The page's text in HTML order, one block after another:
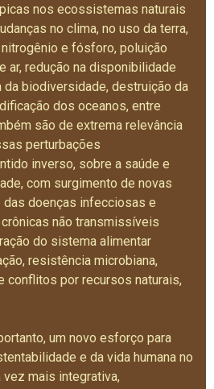
nos ecossistemas naturais
no clima, no uso da terra,
e fósforo, poluição
ar, redução na disponibilidade
da biodiversidade, destruição da
dos oceanos, entre
são de extrema relevância
perturbações
inverso, sobre a saúde e
com surgimento de novas
das doenças infecciosas e
não transmissíveis
do sistema alimentar
resistência microbiana,
conflitos por recursos naturais,
um novo esforço para
e da vida humana no
mais integrativa,